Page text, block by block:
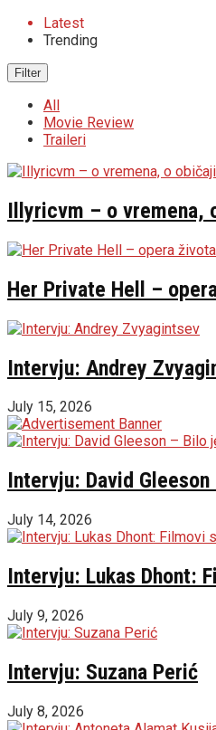
Latest
Trending
Filter
All
Movie Review
Traileri
Illyricvm – o vremena,
Her Private Hell –
Intervju: Andrey
July 15, 2026
Intervju: David
July 14, 2026
Intervju: Lukas Dhont:
July 9, 2026
Intervju: Suzana Perić
July 8, 2026